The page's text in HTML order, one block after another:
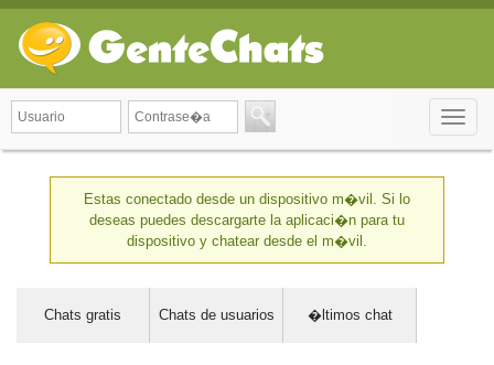
Toggle
Estas conectado desde un dispositivo m�vil. Si lo
deseas puedes descargarte la aplicaci�n para tu
dispositivo y chatear desde el m�vil.
Chats gratis Chats de usuarios �ltimos chat